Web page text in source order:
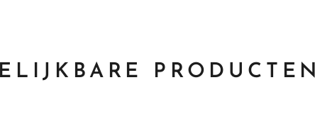
PRODUCTEN